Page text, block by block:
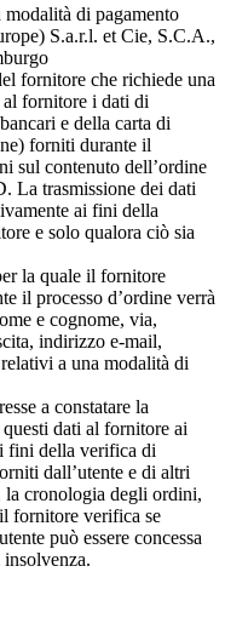
di pagamento
S.a.r.l. et Cie, S.C.A.,
fornitore che richiede una
al fornitore i dati di
e della carta di
forniti durante il
sul contenuto dell’ordine
La trasmissione dei dati
ai fini della
e solo qualora ciò sia
la quale il fornitore
il processo d’ordine verrà
e cognome, via,
indirizzo e-mail,
a una modalità di
a constatare la
dati al fornitore ai
fini della verifica di
dall’utente e di altri
la cronologia degli ordini,
fornitore verifica se
può essere concessa